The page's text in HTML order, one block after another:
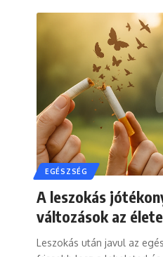
EGÉSZSÉG
A leszokás
változások az
Leszokás után javul az